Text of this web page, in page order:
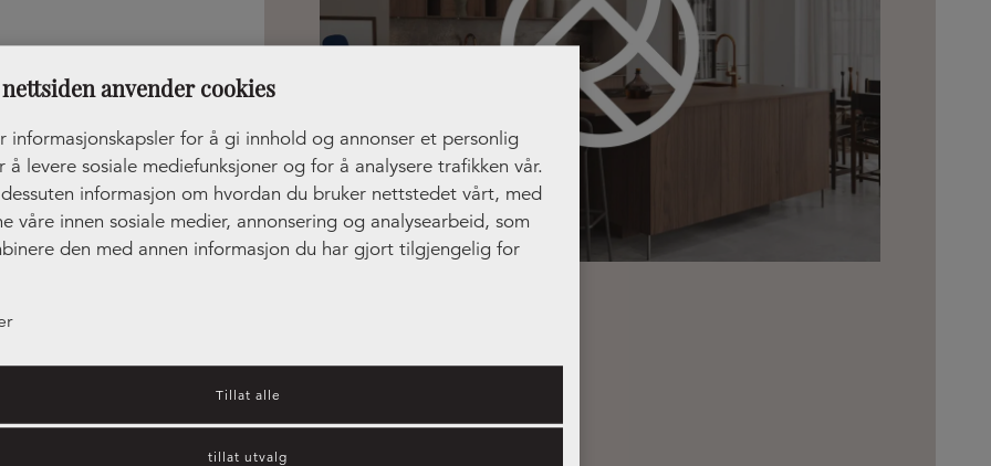
anvender cookies
informasjonskapsler for å gi innhold og annonser et personlig
å levere sosiale mediefunksjoner og for å analysere trafikken vår.
informasjon om hvordan du bruker nettstedet vårt, med
våre innen sosiale medier, annonsering og analysearbeid, som
den med annen informasjon du har gjort tilgjengelig for
som de har samlet inn gjennom din bruk av tjenestene deres.
Tillat alle
tillat utvalg
- 14:00